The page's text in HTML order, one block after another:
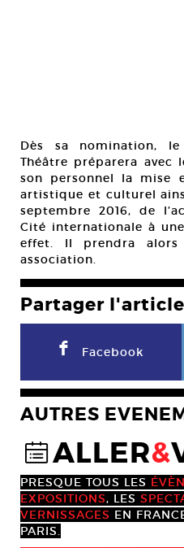
Dès sa nomination,
Théâtre préparera avec
son personnel la mise
artistique et culturel
septembre 2016, de
Cité internationale à
effet. Il prendra
association.
Partager
F Facebook
AUTRES
@ALLER&
PRESQUE TOUS LES
EXPOSITIONS, LES
VERNISSAGES EN
PARIS.